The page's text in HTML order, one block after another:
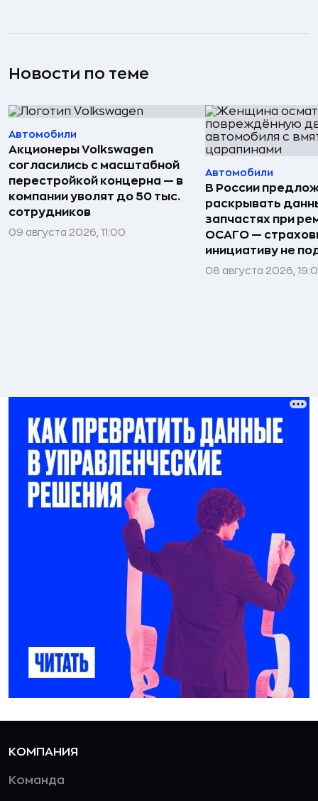
Новости по теме
Автомобили
Акционеры Volkswagen
согласились с масштабной
перестройкой концерна — в
компании уволят до 50 тыс.
сотрудников
09 августа 2026, 11:00
Автомобили
В России
раскрывать
запчастях при
ОСАГО —
инициативу не
08 августа 2026,
КОМПАНИЯ
Команда